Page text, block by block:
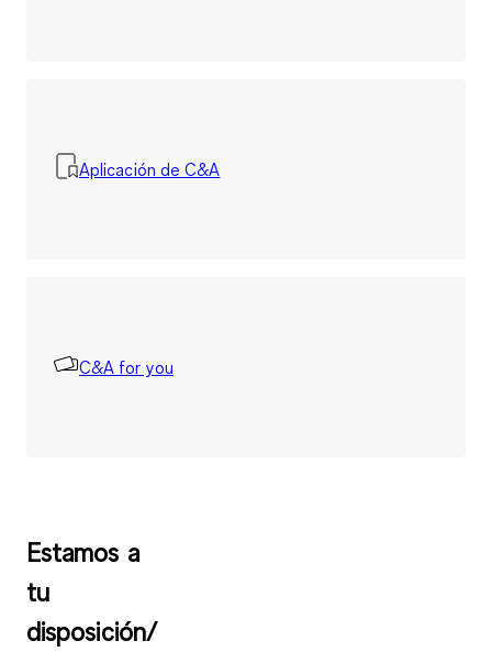
Aplicación de C&A
C&A for you
Estamos a
tu
disposición/